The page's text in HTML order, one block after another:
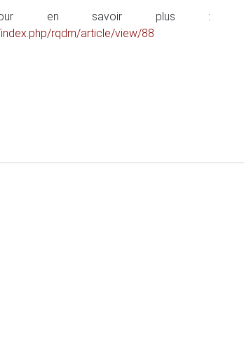
en savoir plus :
rqdm/article/view/88